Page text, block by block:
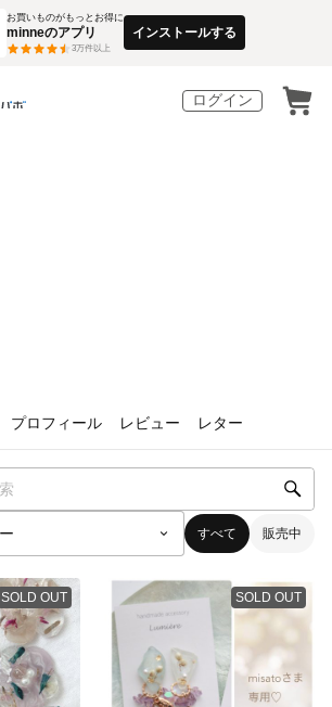
お買いものがもっとお得に
minneのアプリ
3万件以上
インストールする
ログイン
プロフィール レビュー レター
すべて 販売中
SOLD OUT SOLD OUT